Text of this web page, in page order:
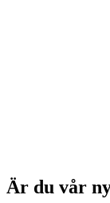
Är du vår